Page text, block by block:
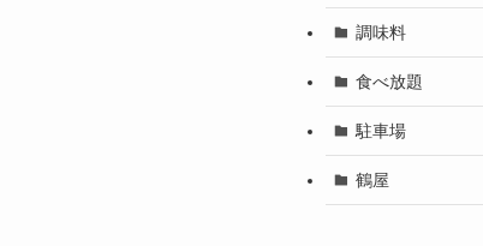
調味料
食べ放題
駐車場
鶴屋